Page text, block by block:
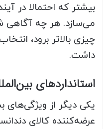
بیشتر که احتمالا در
می‌سازد. هر چه آگاهی
چیزی بالاتر برود،
داشت.
استانداردهای
یکی دیگر از ویژگی‌های
عرضه‌کننده کالای